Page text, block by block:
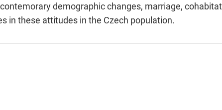
demographic changes, marriage,
in these attitudes in the Czech population.